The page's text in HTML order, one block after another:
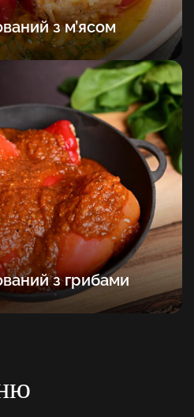
з м’ясом
з грибами